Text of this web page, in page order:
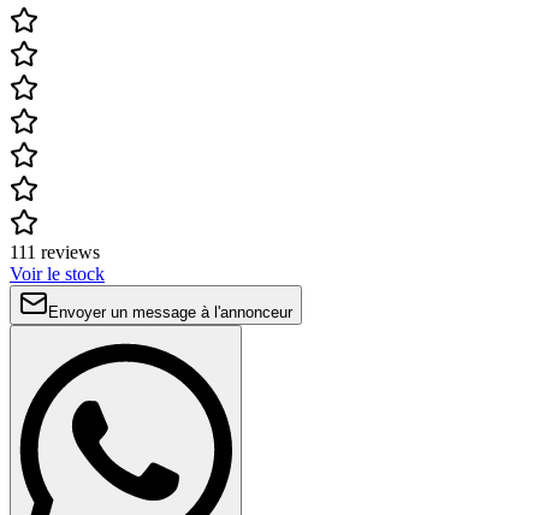
111 reviews
Voir le stock
Envoyer un message à l'annonceur